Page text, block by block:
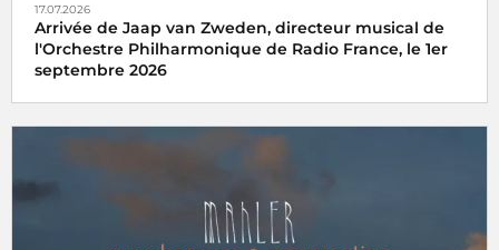
17.07.2026
Arrivée de Jaap van Zweden, directeur musical de
l'Orchestre Philharmonique de Radio France, le 1er
septembre 2026